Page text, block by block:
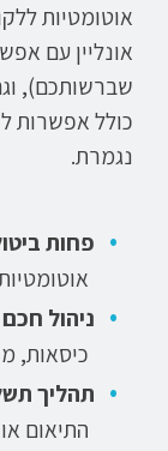
אוטומטיות
אונליין עם
שברשותכם),
כולל אפשרות
נגמרת.
פחות
ניהול
כיסאות,
תהליך
התיאום